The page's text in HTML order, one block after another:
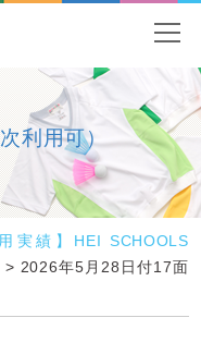
利用可）
実績】HEI SCHOOLS
> 2026年5月28日付17面